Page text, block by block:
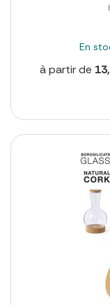
En
à partir de